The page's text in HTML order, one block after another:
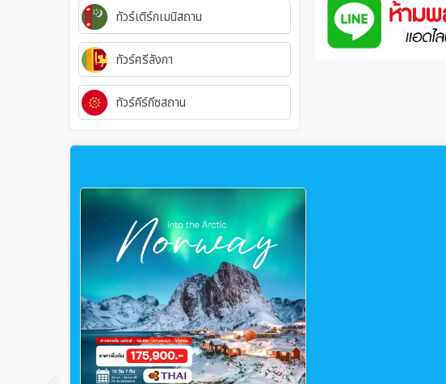
ทัวร์เติร์กเมนิสถาน
ทัวร์ศรีลังกา
ทัวร์คีร์กีซสถาน